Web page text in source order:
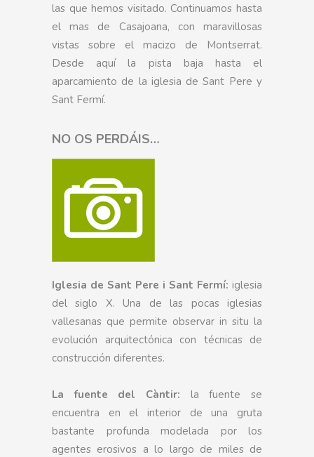
las que hemos visitado. Continuamos hasta
el mas de Casajoana, con maravillosas
vistas sobre el macizo de Montserrat.
Desde aquí la pista baja hasta el
aparcamiento de la iglesia de Sant Pere y
Sant Fermí.
NO OS PERDÁIS…
Iglesia de Sant Pere i Sant Fermí: iglesia
del siglo X. Una de las pocas iglesias
vallesanas que permite observar in situ la
evolución arquitectónica con técnicas de
construcción diferentes.
La fuente del Càntir: la fuente se
encuentra en el interior de una gruta
bastante profunda modelada por los
agentes erosivos a lo largo de miles de